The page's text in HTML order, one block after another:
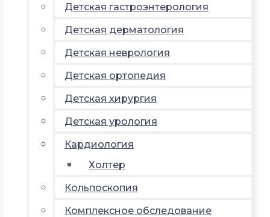
Детская гастроэнтерология
Детская дерматология
Детская неврология
Детская ортопедия
Детская хирургия
Детская урология
Кардиология
Холтер
Кольпоскопия
Комплексное обследование